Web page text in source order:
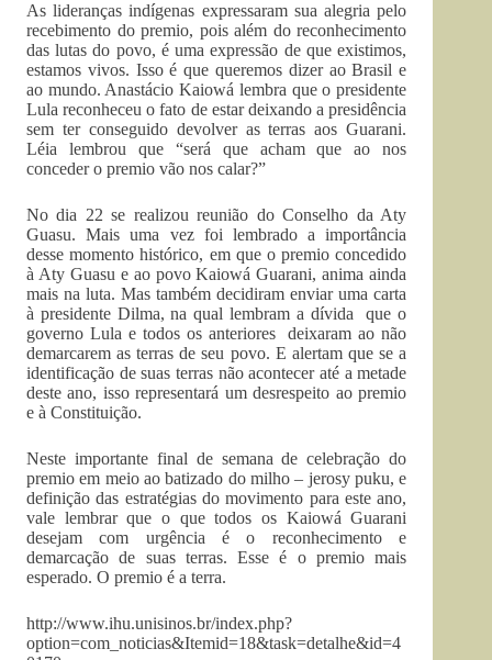
As lideranças indígenas expressaram sua alegria pelo
recebimento do premio, pois além do reconhecimento
das lutas do povo, é uma expressão de que existimos,
estamos vivos. Isso é que queremos dizer ao Brasil e
ao mundo. Anastácio Kaiowá lembra que o presidente
Lula reconheceu o fato de estar deixando a presidência
sem ter conseguido devolver as terras aos Guarani.
Léia lembrou que “será que acham que ao nos
conceder o premio vão nos calar?”
No dia 22 se realizou reunião do Conselho da Aty
Guasu. Mais uma vez foi lembrado a importância
desse momento histórico, em que o premio concedido
à Aty Guasu e ao povo Kaiowá Guarani, anima ainda
mais na luta. Mas também decidiram enviar uma carta
à presidente Dilma, na qual lembram a dívida que o
governo Lula e todos os anteriores deixaram ao não
demarcarem as terras de seu povo. E alertam que se a
identificação de suas terras não acontecer até a metade
deste ano, isso representará um desrespeito ao premio
e à Constituição.
Neste importante final de semana de celebração do
premio em meio ao batizado do milho – jerosy puku, e
definição das estratégias do movimento para este ano,
vale lembrar que o que todos os Kaiowá Guarani
desejam com urgência é o reconhecimento e
demarcação de suas terras. Esse é o premio mais
esperado. O premio é a terra.
http://www.ihu.unisinos.br/index.php?
option=com_noticias&Itemid=18&task=detalhe&id=4